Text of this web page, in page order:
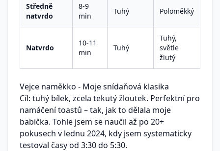
Středně
natvrdo
8-9
min
Tuhý Poloměkký
Natvrdo
10-11
min
Tuhý
Tuhý,
světle
žlutý
Vejce naměkko - Moje snídaňová klasika
Cíl: tuhý bílek, zcela tekutý žloutek. Perfektní pro
namáčení toastů – tak, jak to dělala moje
babička. Tohle jsem se naučil až po 20+
pokusech v lednu 2024, kdy jsem systematicky
testoval časy od 3:30 do 5:30.